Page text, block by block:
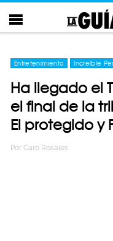
Entretenimiento Increíble
Ha llegado el
el final de la
El protegido y
Por Caro Rosales